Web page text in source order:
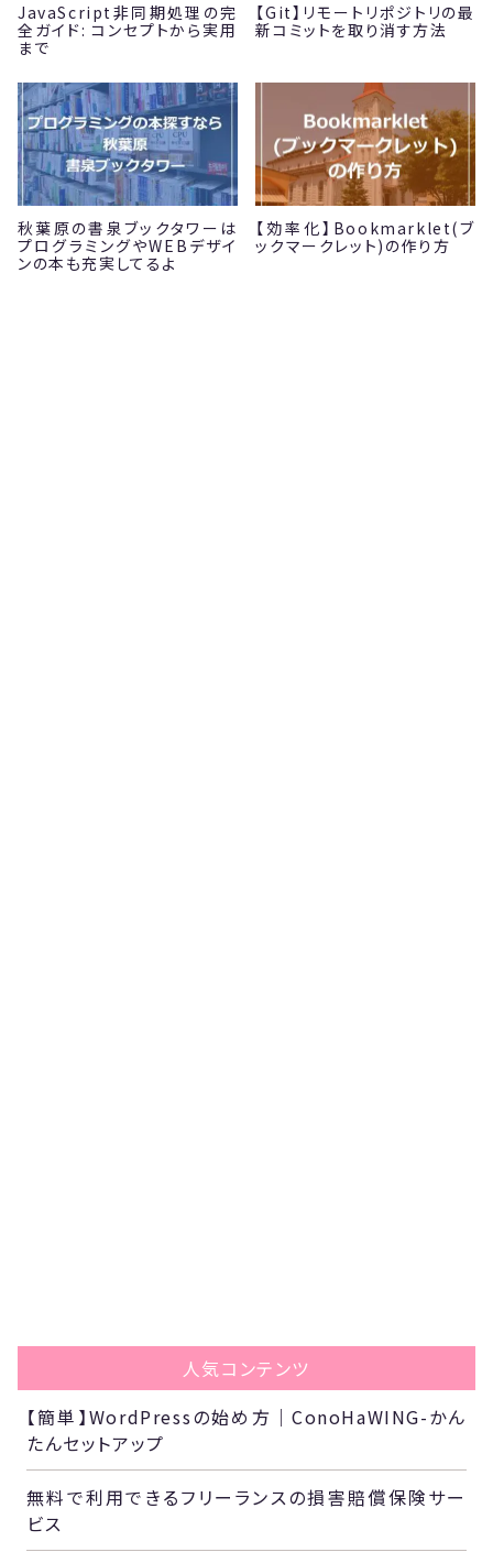
JavaScript非同期処理の完
全ガイド: コンセプトから実用
まで
【Git】リモートリポジトリの最
新コミットを取り消す方法
秋葉原の書泉ブックタワーは
プログラミングやWEBデザイ
ンの本も充実してるよ
【効率化】Bookmarklet(ブ
ックマークレット)の作り方
人気コンテンツ
【簡単】WordPressの始め方｜ConoHaWING-かん
たんセットアップ
無料で利用できるフリーランスの損害賠償保険サー
ビス